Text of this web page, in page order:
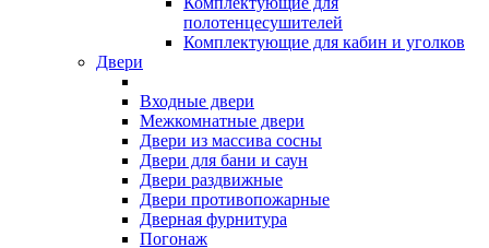
полотенцесушителей
Комплектующие для кабин и уголков
Двери
Входные двери
Межкомнатные двери
Двери из массива сосны
Двери для бани и саун
Двери раздвижные
Двери противопожарные
Дверная фурнитура
Погонаж